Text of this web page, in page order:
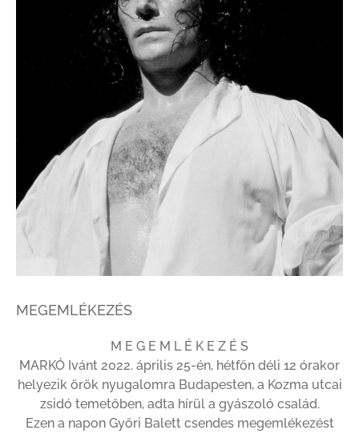
MEGEMLÉKEZÉS
M E G E M L É K E Z É S
MARKÓ Ivánt 2022. április 25-én, hétfőn déli 12 órakor
helyezik örök nyugalomra Budapesten, a Kozma utcai
zsidó temetőben, adta hírül a gyászoló család.
Ezen a napon Győri Balett csendes megemlékezést